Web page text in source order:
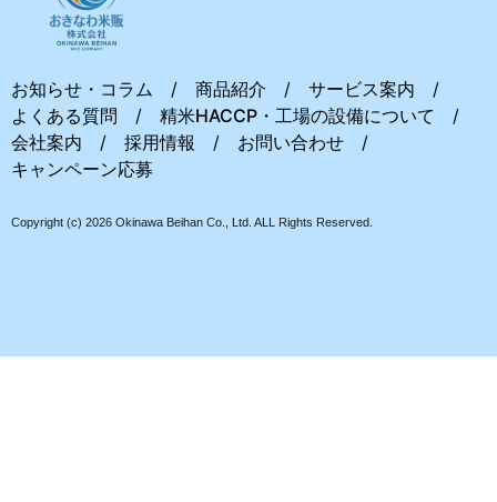
お知らせ・コラム 商品紹介
サービス案内
よくある質問
精米HACCP・工場の設備について
会社案内
採用情報
お問い合わせ
キャンペーン応募
Copyright (c) 2026 Okinawa Beihan Co., Ltd. ALL Rights Reserved.